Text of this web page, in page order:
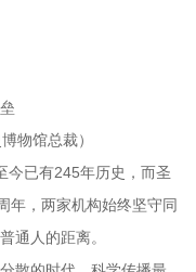
物馆总裁）
今已有245年历史，而圣
年，两家机构始终坚守同
通人的距离。